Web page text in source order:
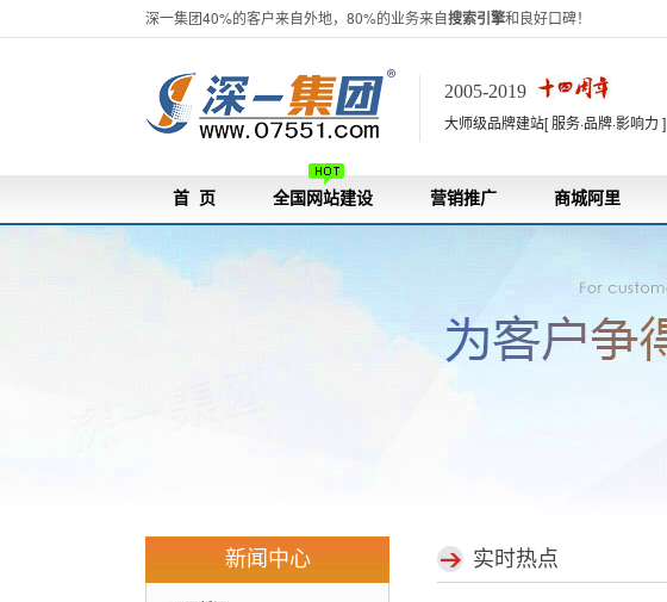
深一集团40%的客户来自外地，80%的业务来自搜索引擎和良好口碑！
2005-2019
大师级品牌建站[ 服务·品牌·影响力 ]
首 页 全国网站建设 营销推广 商城阿里
新闻中心 实时热点